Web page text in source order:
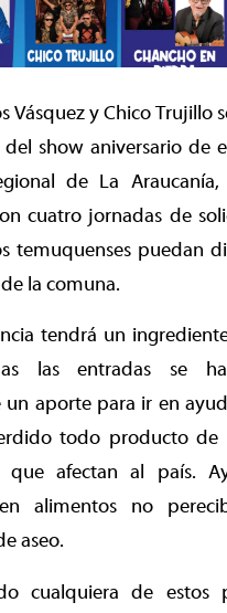
Vásquez y Chico Trujillo
show aniversario de
de La
cuatro jornadas de
temuquenses puedan
la comuna.
tendrá un
las entradas se
un aporte para ir en
todo producto de
que afectan al país.
alimentos no
aseo.
cualquiera de estos